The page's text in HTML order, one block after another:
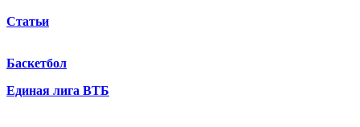
Статьи
Баскетбол
Единая лига ВТБ